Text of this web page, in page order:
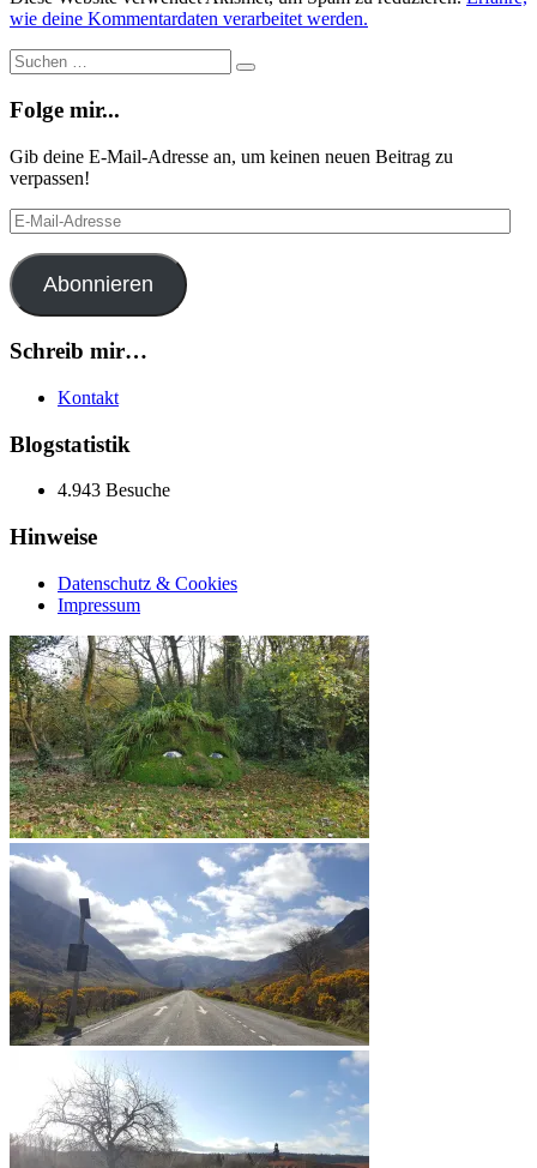
wie deine Kommentardaten verarbeitet werden.
Suche
Suchen
Folge mir...
Gib deine E-Mail-Adresse an, um keinen neuen Beitrag zu
verpassen!
E-
Mail-
Adresse
Abonnieren
Schreib mir…
Kontakt
Blogstatistik
4.943 Besuche
Hinweise
Datenschutz & Cookies
Impressum